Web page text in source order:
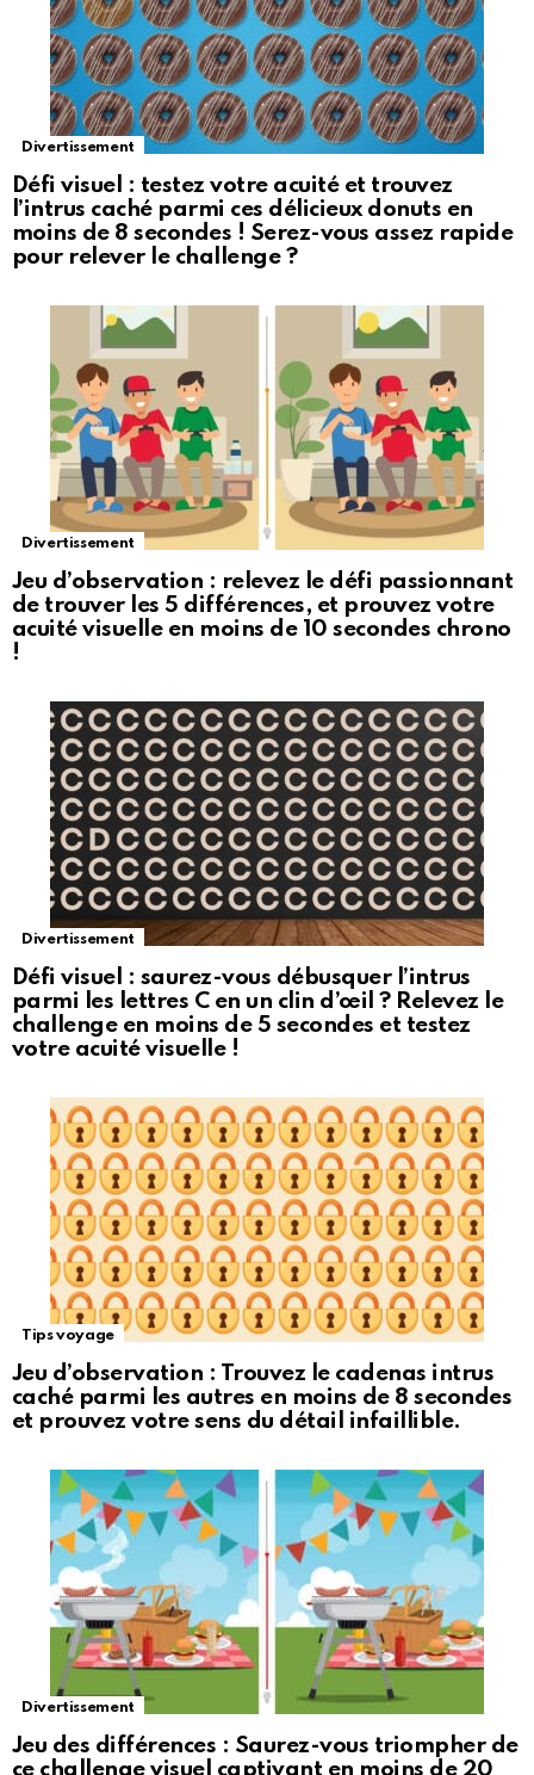
Divertissement
Défi visuel : testez votre acuité et trouvez
l’intrus caché parmi ces délicieux donuts en
moins de 8 secondes ! Serez-vous assez rapide
pour relever le challenge ?
Divertissement
Jeu d’observation : relevez le défi passionnant
de trouver les 5 différences, et prouvez votre
acuité visuelle en moins de 10 secondes chrono
!
Divertissement
Défi visuel : saurez-vous débusquer l’intrus
parmi les lettres C en un clin d’œil ? Relevez le
challenge en moins de 5 secondes et testez
votre acuité visuelle !
Tips voyage
Jeu d’observation : Trouvez le cadenas intrus
caché parmi les autres en moins de 8 secondes
et prouvez votre sens du détail infaillible.
Divertissement
Jeu des différences : Saurez-vous triompher de
ce challenge visuel captivant en moins de 20